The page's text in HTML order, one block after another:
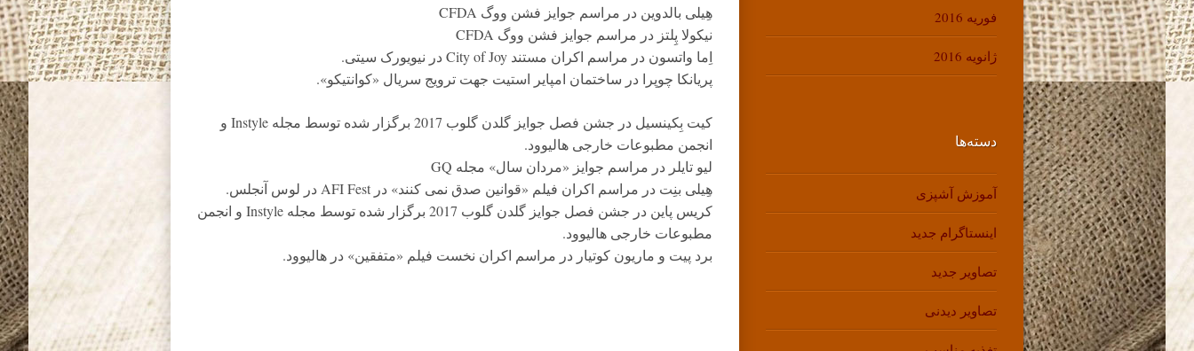
هِیلی بالدوین در مراسم جوایز فشن ووگ CFDA
نیکولا پِلتز در مراسم جوایز فشن ووگ CFDA
اِما واتسون در مراسم اکران مستند City of Joy در نیویورک سیتی.
پریانکا چوپرا در ساختمان امپایر استیت جهت ترویج سریال «کوانتیکو».
کیت بِکینسیل در جشن فصل جوایز گلدن گلوب 2017 برگزار شده توسط مجله Instyle و
انجمن مطبوعات خارجی هالیوود.
لیو تایلر در مراسم جوایز «مردان سال» مجله GQ
هِیلی بنِت در مراسم اکران فیلم «قوانین صدق نمی کنند» در AFI Fest در لوس آنجلس.
کریس پاین در جشن فصل جوایز گلدن گلوب 2017 برگزار شده توسط مجله Instyle و انجمن
مطبوعات خارجی هالیوود.
برد پیت و ماریون کوتیار در مراسم اکران نخست فیلم «متفقین» در هالیوود.
فوریه 2016
ژانویه 2016
دسته‌ها
آموزش آشپزی
اینستاگرام جدید
تصاویر جدید
تصاویر دیدنی